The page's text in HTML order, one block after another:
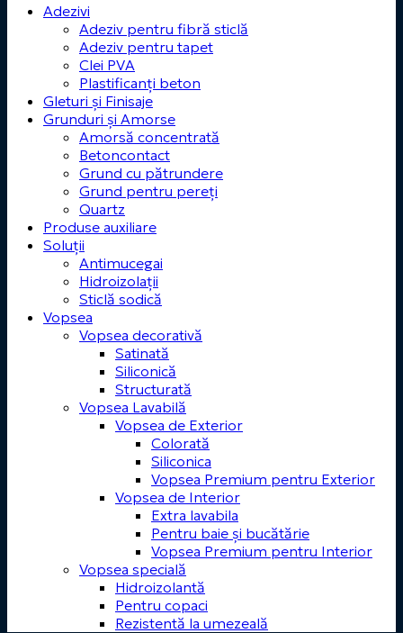
Adezivi
Adeziv pentru fibră sticlă
Adeziv pentru tapet
Clei PVA
Plastificanți beton
Gleturi și Finisaje
Grunduri și Amorse
Amorsă concentrată
Betoncontact
Grund cu pătrundere
Grund pentru pereți
Quartz
Produse auxiliare
Soluții
Antimucegai
Hidroizolații
Sticlă sodică
Vopsea
Vopsea decorativă
Satinată
Siliconică
Structurată
Vopsea Lavabilă
Vopsea de Exterior
Colorată
Siliconica
Vopsea Premium pentru Exterior
Vopsea de Interior
Extra lavabila
Pentru baie și bucătărie
Vopsea Premium pentru Interior
Vopsea specială
Hidroizolantă
Pentru copaci
Rezistentă la umezeală